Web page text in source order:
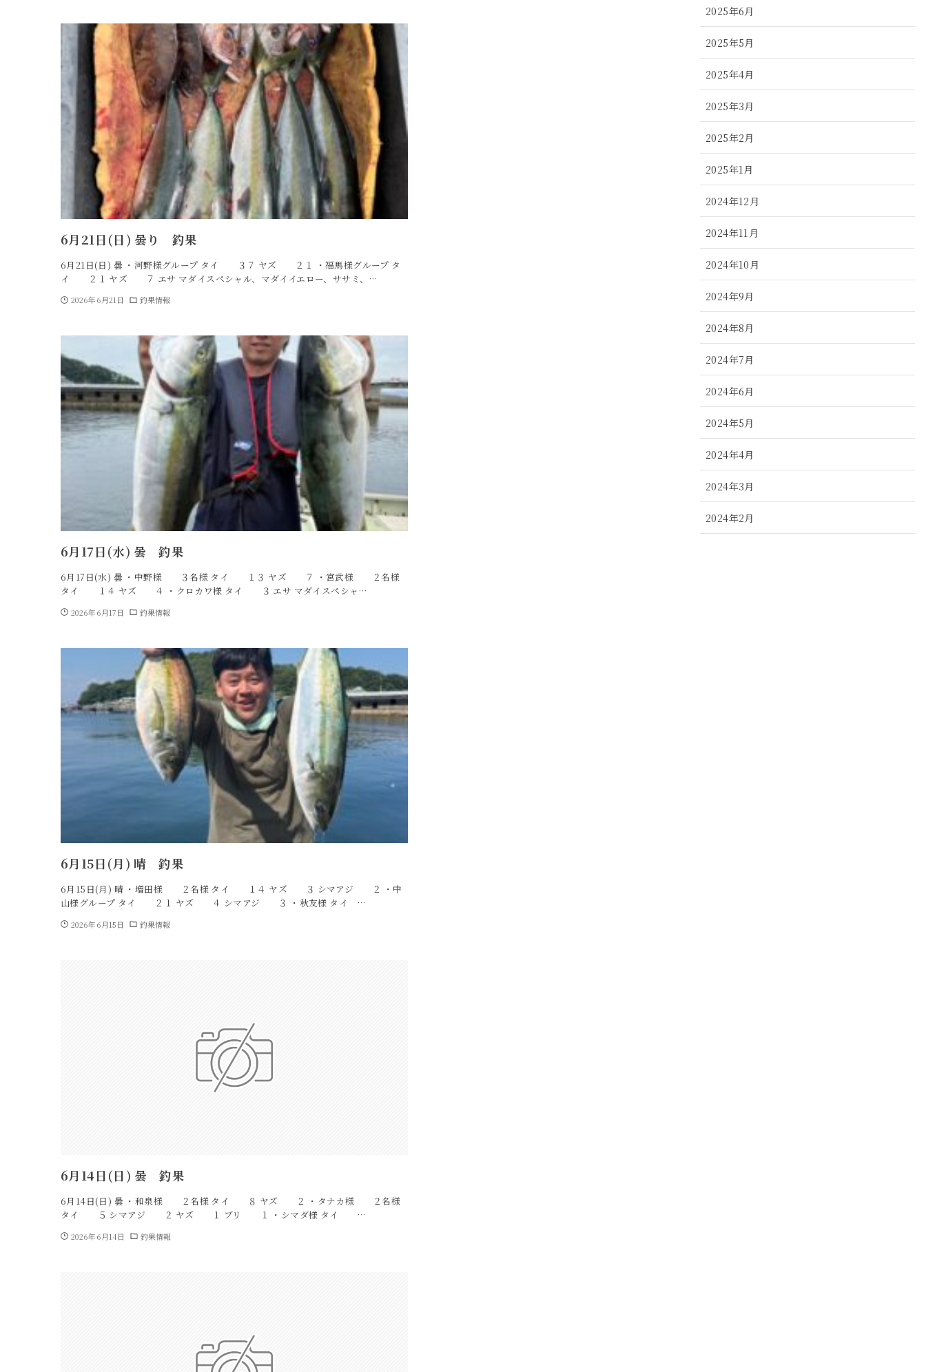
6月21日(日) 曇り 釣果
6月21日(日) 曇 ・河野様グループ タイ ３７ ヤズ ２１ ・福馬様グループ タ
イ ２１ ヤズ ７ エサ マダイスペシャル、マダイイエロー、ササミ、…
2026年6月21日 釣果情報
6月17日(水) 曇 釣果
6月17日(水) 曇 ・中野様 ３名様 タイ １３ ヤズ ７ ・宮武様 ２名様
タイ １４ ヤズ ４ ・クロカワ様 タイ ３ エサ マダイスペシャ…
2026年6月17日 釣果情報
6月15日(月) 晴 釣果
6月15日(月) 晴 ・増田様 ２名様 タイ １４ ヤズ ３ シマアジ ２ ・中
山様グループ タイ ２１ ヤズ ４ シマアジ ３ ・秋友様 タイ …
2026年6月15日 釣果情報
6月14日(日) 曇 釣果
6月14日(日) 曇 ・和泉様 ２名様 タイ ８ ヤズ ２ ・タナカ様 ２名様
タイ ５ シマアジ ２ ヤズ １ ブリ １ ・シマダ様 タイ …
2026年6月14日 釣果情報
2025年6月
2025年5月
2025年4月
2025年3月
2025年2月
2025年1月
2024年12月
2024年11月
2024年10月
2024年9月
2024年8月
2024年7月
2024年6月
2024年5月
2024年4月
2024年3月
2024年2月